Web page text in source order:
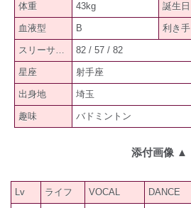
体重 43kg 誕生日
血液型 B 利き手
スリーサイズ 82 / 57 / 82
星座 射手座
出身地 埼玉
趣味 バドミントン
添付画像 ▲
Lv ライフ VOCAL DANCE